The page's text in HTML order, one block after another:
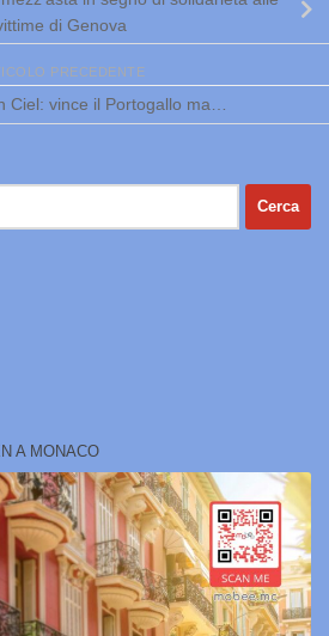
di Genova
PRECEDENTE
Ciel: vince il Portogallo ma…
A MONACO